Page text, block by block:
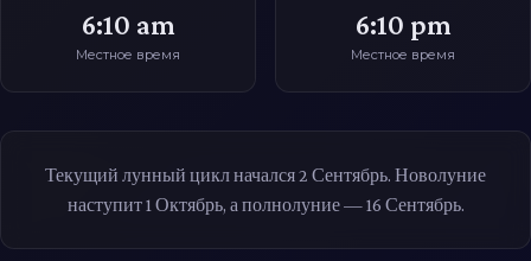
6:10 am
Местное время
6:10 pm
Местное время
Текущий лунный цикл начался 2 Сентябрь. Новолуние
наступит 1 Октябрь, а полнолуние — 16 Сентябрь.